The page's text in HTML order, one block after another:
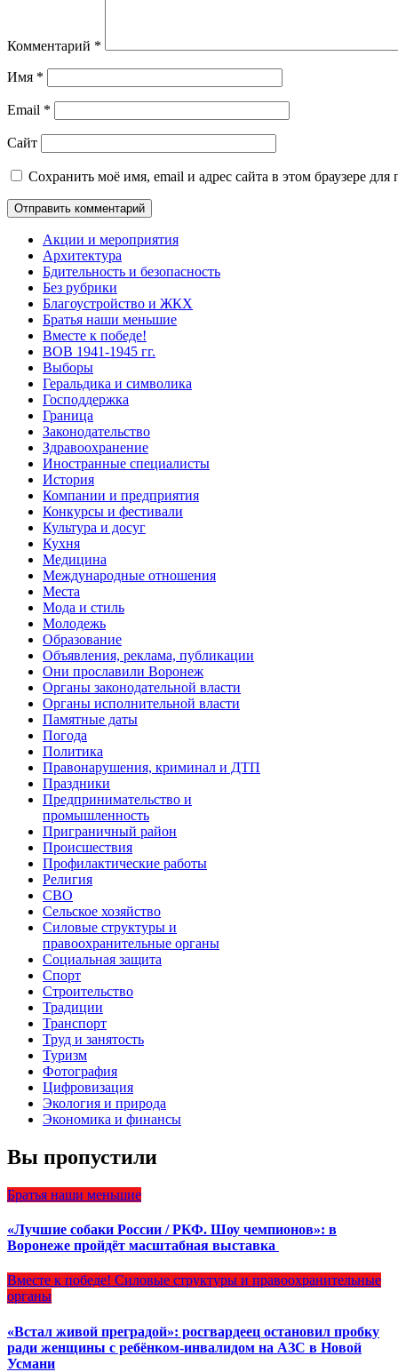
Комментарий *
Имя *
Email *
Сайт
Сохранить моё имя, email и адрес сайта в этом браузере
Акции и мероприятия
Архитектура
Бдительность и безопасность
Без рубрики
Благоустройство и ЖКХ
Братья наши меньшие
Вместе к победе!
ВОВ 1941-1945 гг.
Выборы
Геральдика и символика
Господдержка
Граница
Законодательство
Здравоохранение
Иностранные специалисты
История
Компании и предприятия
Конкурсы и фестивали
Культура и досуг
Кухня
Медицина
Международные отношения
Места
Мода и стиль
Молодежь
Образование
Объявления, реклама, публикации
Они прославили Воронеж
Органы законодательной власти
Органы исполнительной власти
Памятные даты
Погода
Политика
Правонарушения, криминал и ДТП
Праздники
Предпринимательство и
промышленность
Приграничный район
Происшествия
Профилактические работы
Религия
СВО
Сельское хозяйство
Силовые структуры и
правоохранительные органы
Социальная защита
Спорт
Строительство
Традиции
Транспорт
Труд и занятость
Туризм
Фотография
Цифровизация
Экология и природа
Экономика и финансы
Вы пропустили
Братья наши меньшие
«Лучшие собаки России / РКФ. Шоу чемпионов»: в
Воронеже пройдёт масштабная выставка
Вместе к победе! Силовые структуры и правоохранительные
органы
«Встал живой преградой»: росгвардеец остановил пробку
ради женщины с ребёнком-инвалидом на АЗС в Новой
Усмани